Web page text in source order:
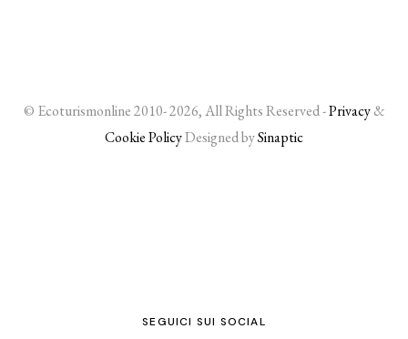
© Ecoturismonline 2010- 2026, All Rights Reserved -Privacy&
Cookie PolicyDesigned bySinaptic
SEGUICI SUI SOCIAL